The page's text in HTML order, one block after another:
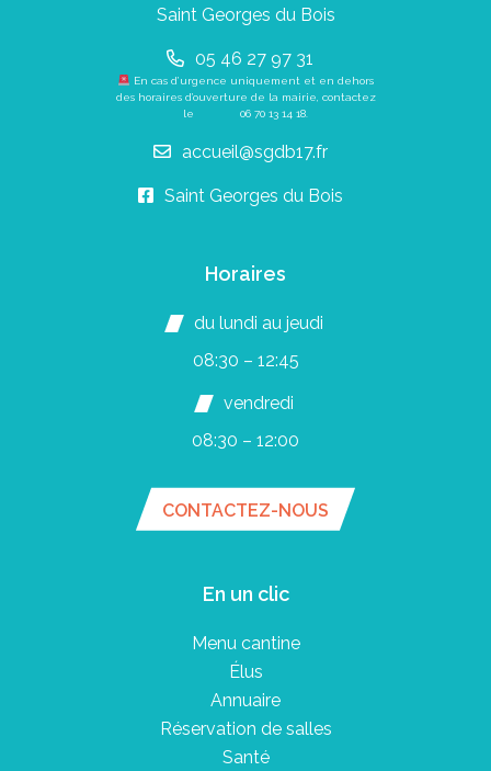
Saint Georges du Bois
05 46 27 97 31
En cas d’urgence uniquement et en dehors
des horaires d’ouverture de la mairie, contactez
le 06 70 13 14 18
accueil@sgdb17.fr
Saint Georges du Bois
Horaires
du lundi au jeudi
08:30 – 12:45
vendredi
08:30 – 12:00
CONTACTEZ-NOUS
En un clic
Menu cantine
Élus
Annuaire
Réservation de salles
Santé